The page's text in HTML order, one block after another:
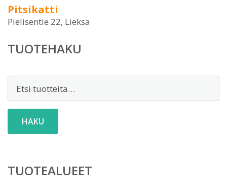
Pitsikatti
Pielisentie 22, Lieksa
TUOTEHAKU
HAKU
TUOTEALUEET